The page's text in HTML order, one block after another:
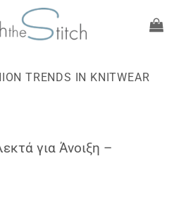
TRENDS IN KNITWEAR
για Άνοιξη –